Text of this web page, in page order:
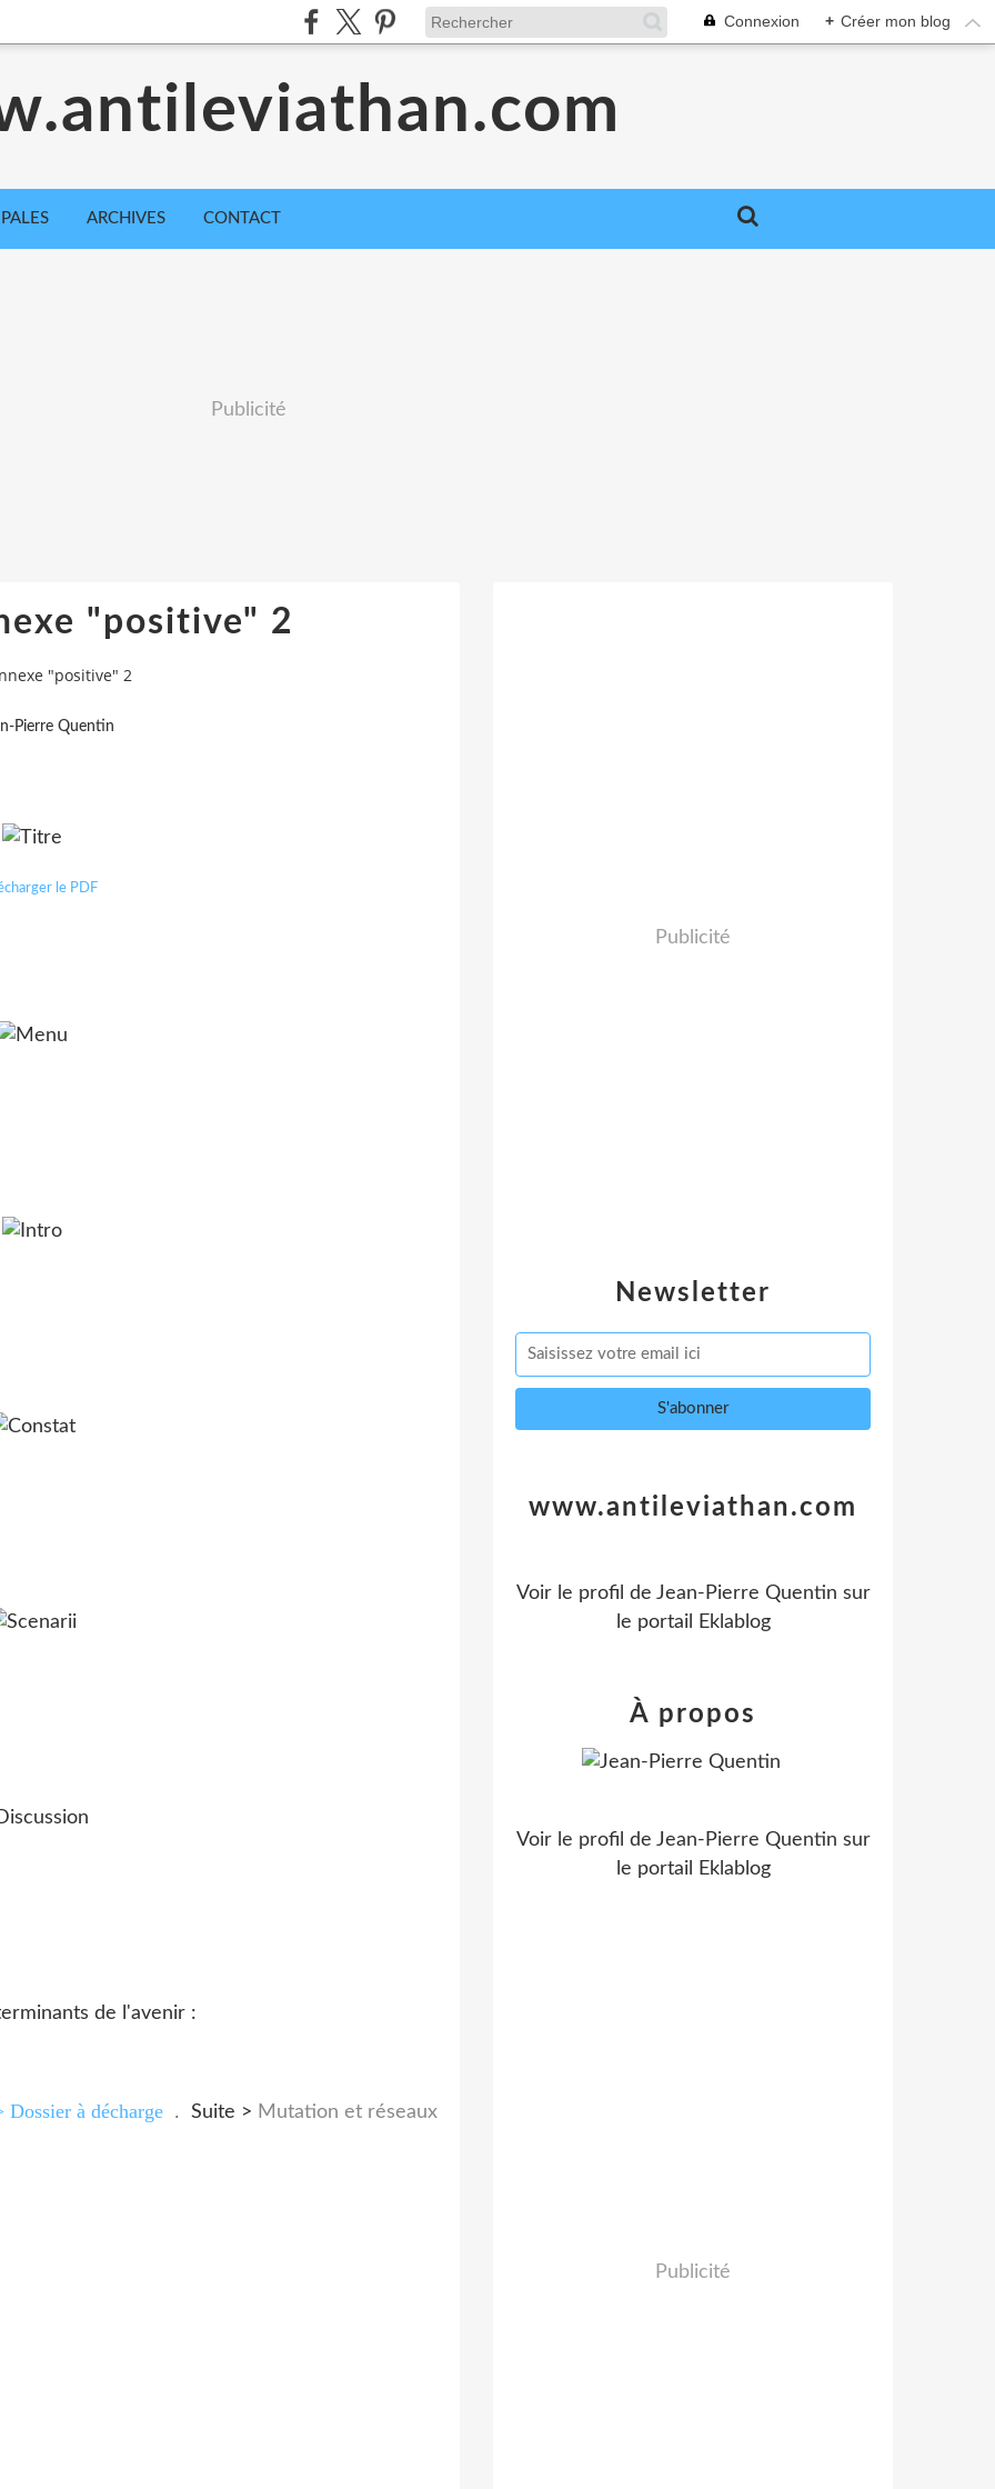
Connexion + Créer mon blog
ARCHIVES CONTACT
Publicité
"positive" 2
"positive" 2
Pierre Quentin
le PDF
Dossier à décharge . Suite > Mutation et réseaux
Newsletter
Publicité
www.antileviathan.com
Voir le profil de Jean-Pierre Quentin sur
le portail Eklablog
À propos
Voir le profil de Jean-Pierre Quentin sur
le portail Eklablog
Publicité